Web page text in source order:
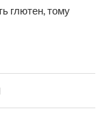
глютен, тому